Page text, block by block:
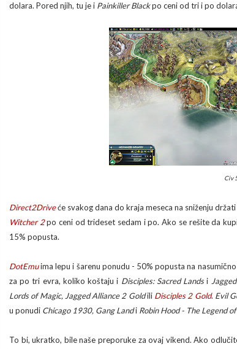
dolara. Pored njih, tu je i Painkiller Blackpo ceni od tri i po
Civ
Direct2Driveće svakog dana do kraja meseca na sniženju
Witcher 2po ceni od trideset sedam i po. Ako se rešite da
15% popusta.
DotEmuima lepu i šarenu ponudu - 50% popusta na
za po tri evra, koliko koštaju i Disciples: Sacred Landsi
Lords of Magic, Jagged Alliance 2 Goldili Disciples 2 Gold. Evil
u ponudi Chicago 1930, Gang Landi Robin Hood - The Legend
To bi, ukratko, bile naše preporuke za ovaj vikend. Ako